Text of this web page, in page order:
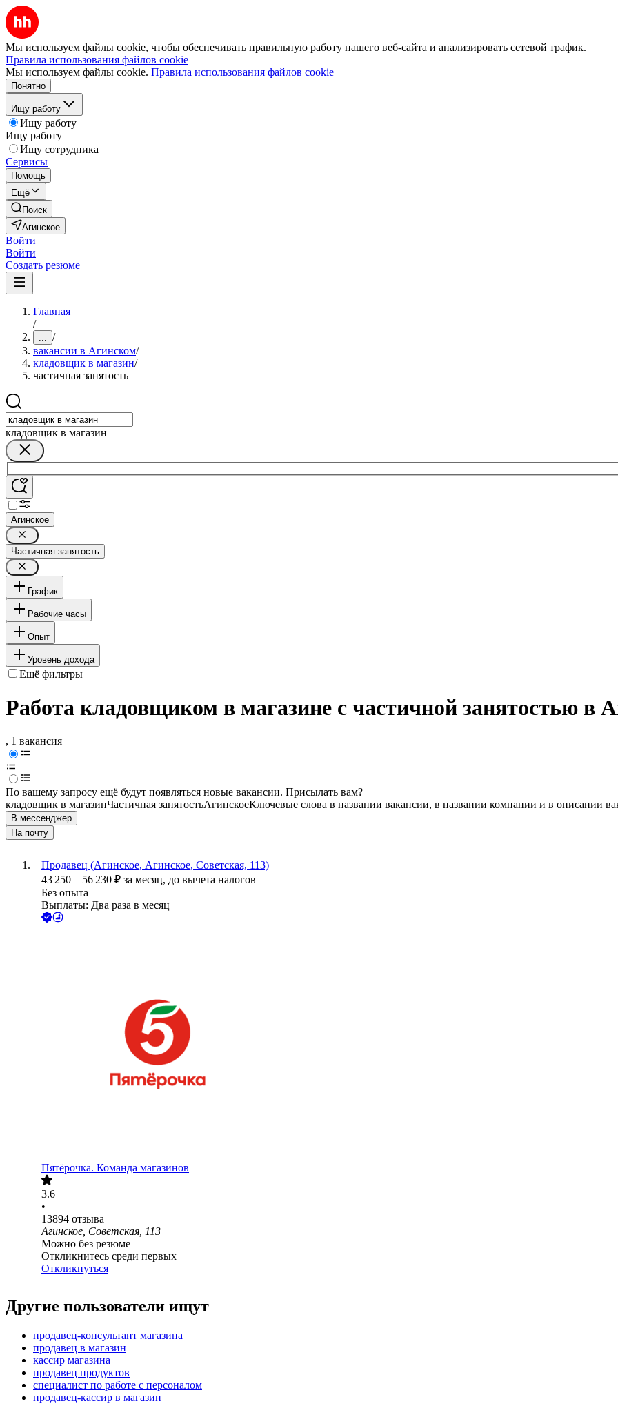
Мы используем файлы cookie, чтобы обеспечивать правильную работу нашего веб-сайта и анализировать сетевой трафик.
Правила использования файлов cookie
Мы используем файлы cookie. Правила использования файлов cookie
Понятно
Ищу работу
Ищу работу
Ищу работу
Ищу сотрудника
Сервисы
Помощь
Ещё
Поиск
Агинское
Войти
Войти
Создать резюме
Главная
/
... /
вакансии в Агинском/
кладовщик в магазин/
частичная занятость
кладовщик в магазин
Агинское
Частичная занятость
График
Рабочие часы
Опыт
Уровень дохода
Ещё фильтры
Работа кладовщиком в магазине с частичной занятостью в
, 1 вакансия
По вашему запросу ещё будут появляться новые вакансии. Присылать вам?
кладовщик в магазинЧастичная занятостьАгинскоеКлючевые слова в названии вакансии, в названии компании и в описании
В мессенджер
На почту
Продавец (Агинское, Агинское, Советская, 113)
43 250 – 56 230 ₽ за месяц, до вычета налогов
Без опыта
Выплаты: Два раза в месяц
Пятёрочка. Команда магазинов
3.6
•
13894 отзыва
Агинское, Советская, 113
Можно без резюме
Откликнитесь среди первых
Откликнуться
Другие пользователи ищут
продавец-консультант магазина
продавец в магазин
кассир магазина
продавец продуктов
специалист по работе с персоналом
продавец-кассир в магазин